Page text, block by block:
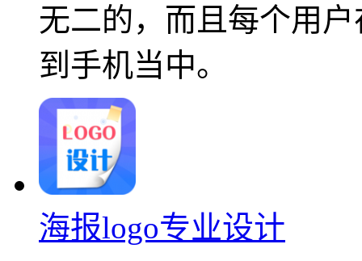
无二的，而且每个用
到手机当中。
海报logo专业设计